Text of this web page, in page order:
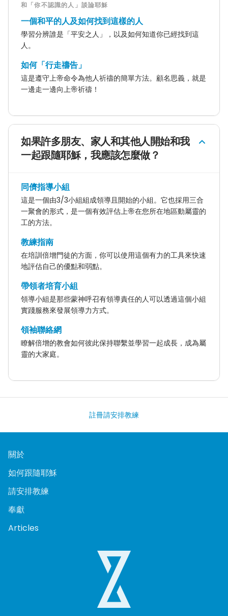
和「你不認識的人」談論耶穌
一個和平的人及如何找到這樣的人
學習分辨誰是「平安之人」，以及如何知道你已經找到這
人。
如何「行走禱告」
這是遵守上帝命令為他人祈禱的簡單方法。顧名思義，就是
一邊走一邊向上帝祈禱！
如果許多朋友、家人和其他人開始和我
一起跟隨耶穌，我應該怎麼做？
同儕指導小組
這是一個由3/3小組組成領導且開始的小組。它也採用三合
一聚會的形式，是一個有效評估上帝在您所在地區動屬靈的
工的方法。
教練指南
在培訓倍增門徒的方面，你可以使用這個有力的工具來快速
地評估自己的優點和弱點。
帶領者培育小組
領導小組是那些蒙神呼召有領導責任的人可以透過這個小組
實踐服務來發展領導力方式。
領袖聯絡網
瞭解倍增的教會如何彼此保持聯繫並學習一起成長，成為屬
靈的大家庭。
註冊請安排教練
關於
如何跟隨耶穌
請安排教練
奉獻
Articles